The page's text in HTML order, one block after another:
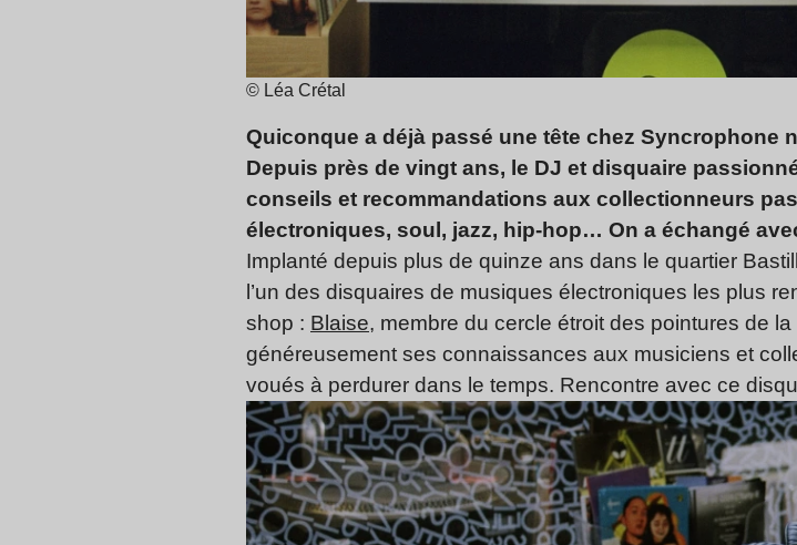
© Léa Crétal
Quiconque a déjà passé une tête chez Syncrophone
Depuis près de vingt ans, le DJ et disquaire
conseils et recommandations aux collectionneurs
électroniques, soul, jazz, hip-hop… On a échangé
Implanté depuis plus de quinze ans dans le quartier
l’un des disquaires de musiques électroniques les plus
shop : Blaise, membre du cercle étroit des pointures de
généreusement ses connaissances aux musiciens et
voués à perdurer dans le temps. Rencontre avec ce